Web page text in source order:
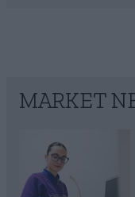
MARKET